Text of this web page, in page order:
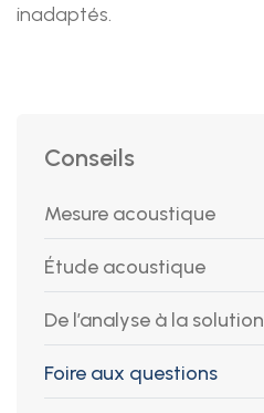
Conseils
Mesure acoustique
Étude acoustique
De l’analyse à la solution
Foire aux questions
inadaptés.